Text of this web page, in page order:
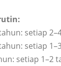
setiap
setiap
setiap 1–2